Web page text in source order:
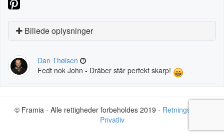
Billede oplysninger
Dan Thøisen
Fedt nok John - Dråber står perfekt skarp!
© Framia - Alle rettigheder forbeholdes 2019 - Retningslinjer
Privatliv